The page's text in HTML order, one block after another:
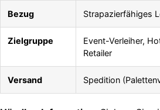
Bezug Strapazierfähiges
Zielgruppe
Event-Verleiher,
Retailer
Versand Spedition